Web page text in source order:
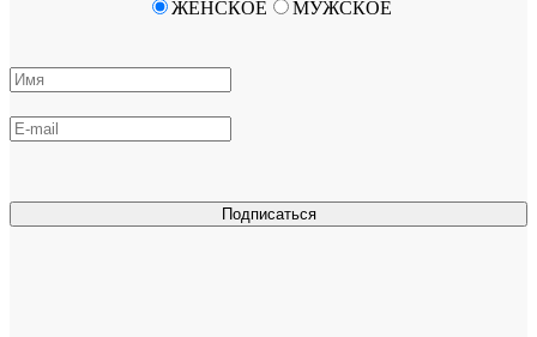
Подписаться
ЖЕНСКОЕ МУЖСКОЕ